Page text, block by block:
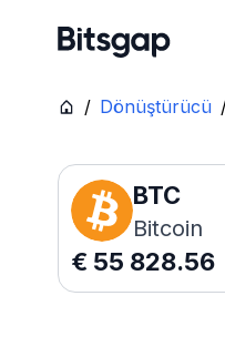
/ Dönüştürücü
BTC
Bitcoin
€ 55 828.56